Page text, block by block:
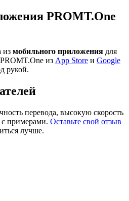
PROMT.One
из мобильного приложения для
из App Store и Google
рукой.
перевода, высокую скорость
с примерами. Оставьте свой отзыв
лучше.